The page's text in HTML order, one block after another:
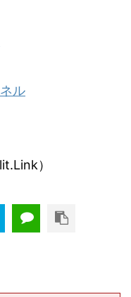
ル
lit.Link）